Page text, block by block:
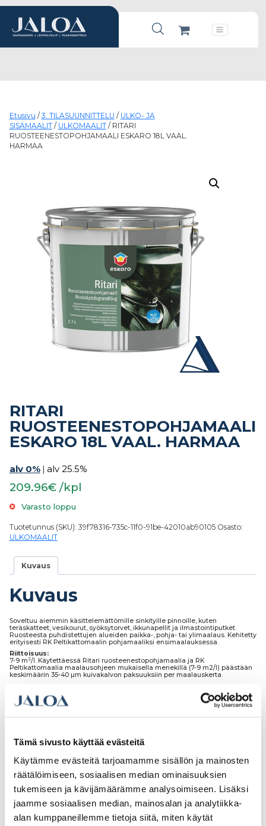
Tämä sivusto käyttää evästeitä
Käytämme evästeitä tarjoamamme sisällön ja mainosten
räätälöimiseen, sosiaalisen median ominaisuuksien
tukemiseen ja kävijämäärämme analysoimiseen. Lisäksi
jaamme sosiaalisen median, mainosalan ja analytiikka-
alan kumppaneillemme tietoja siitä, miten käytät
Products search
Päävalikko
Etusivu / 3. TILASUUNNITTELU / ULKO- JA
SISÄMAALIT/ ULKOMAALIT/ RITARI
RUOSTEENESTOPOHJAMAALI ESKARO 18L VAAL.
HARMAA
RITARI
RUOSTEENESTOPOHJAMAALI
ESKARO 18L VAAL. HARMAA
alv 0% | alv 25.5%
209.96€ /kpl
Varasto loppu
Tuotetunnus (SKU): 39f78316-735c-11f0-91be-42010ab90105 Osasto:
ULKOMAALIT
Kuvaus
Kuvaus
Soveltuu aiemmin käsittelemättömille sinkityille pinnoille, kuten
teräskatteet, vesikourut, syöksytorvet, ikkunapellit ja ilmastointiputket.
Ruosteesta puhdistettujen alueiden paikka-, pohja- tai ylimaalaus. Kehitetty
erityisesti RK Peltikattomaalin pohjamaaliksi ensimaalauksessa.
Riittoisuus:
7-9 m 2/l. Käytettäessä Ritari ruosteenestopohjamaalia ja RK
Peltikattomaalia maalausohjeen mukaisella menekillä (7-9 m2/l) päästään
keskimäärin 35-40 µm kuivakalvon paksuuksiin per maalauskerta.
Tutustu myös